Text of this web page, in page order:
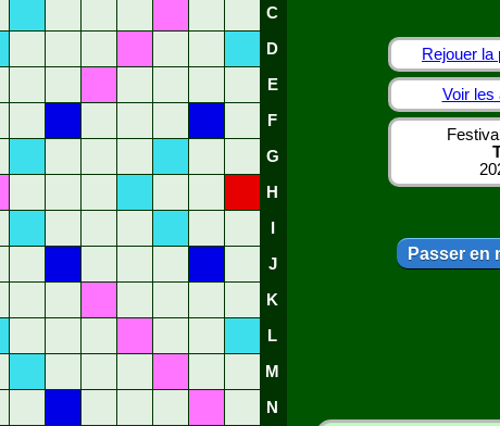
C
D
E
F
G
H
J
K
L
M
N
Rejouer
Voir les
Passer en